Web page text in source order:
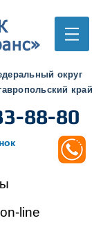
округ
край
88-80
line